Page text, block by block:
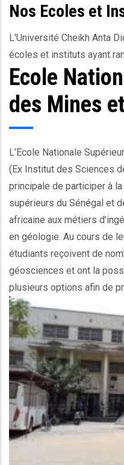
Nos Ecoles et
L'Université Cheikh Anta
écoles et instituts ayant
Ecole
des Mines
Body
L’Ecole Nationale
(Ex Institut des Sciences
principale de participer à
supérieurs du Sénégal et
africaine aux métiers
en géologie. Au cours de
étudiants reçoivent de
géosciences et ont la
plusieurs options afin de
Ec_image